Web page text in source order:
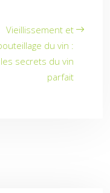
Vieillissement et
du vin :
les secrets du vin
parfait